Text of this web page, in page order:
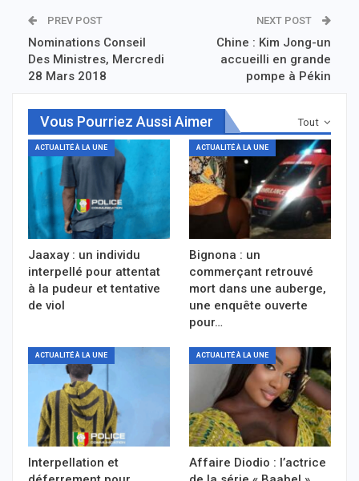
PREV POST
Nominations Conseil
Des Ministres, Mercredi
28 Mars 2018
NEXT POST
Chine : Kim Jong-un
accueilli en grande
pompe à Pékin
Tout
Vous Pourriez Aussi Aimer
ACTUALITÉ À LA UNE
Jaaxay : un individu
interpellé pour attentat
à la pudeur et tentative
de viol
ACTUALITÉ À LA UNE
Bignona : un
commerçant retrouvé
mort dans une auberge,
une enquête ouverte
pour…
ACTUALITÉ À LA UNE
Interpellation et
ACTUALITÉ À LA UNE
Affaire Diodio : l’actrice